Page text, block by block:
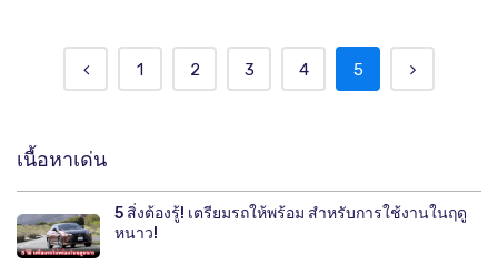
1 2 3 4 5
เนื้อหาเด่น
5 สิ่งต้องรู้! เตรียมรถให้พร้อม สำหรับการใช้งานในฤดู
หนาว!